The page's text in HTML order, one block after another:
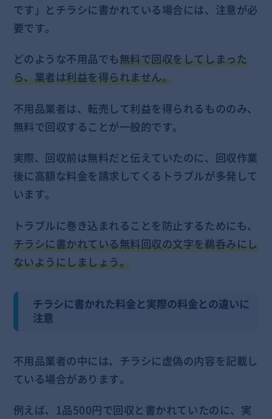
です」とチラシに書かれている場合には、注意が必
要です。
どのような不用品でも無料で回収をしてしまった
ら、業者は利益を得られません。
不用品業者は、転売して利益を得られるもののみ、
無料で回収することが一般的です。
実際、回収前は無料だと伝えていたのに、回収作業
後に高額な料金を請求してくるトラブルが多発して
います。
トラブルに巻き込まれることを防止するためにも、
チラシに書かれている無料回収の文字を鵜呑みにし
ないようにしましょう。
チラシに書かれた料金と実際の料金との違いに
注意
不用品業者の中には、チラシに虚偽の内容を記載し
ている場合があります。
例えば、1品500円で回収と書かれていたのに、実